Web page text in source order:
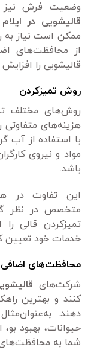
وضعیت فرش
قالیشویی در ایلام
ممکن است نیاز به
از محافظت‌های
قالیشویی را
روش تمیزکردن
روش‌های مختلف
هزینه‌های متفاوتی
با استفاده از آب
مواد و نیروی
باشد.
این تفاوت در
متخصص در نظر
تمیزکردن قالی
خدمات خود تعیین
محافظت‌های اضافی
شرکت‌های
کنند و بهترین
دهند.
حیوانات، بهبود
شما به محافظت‌های